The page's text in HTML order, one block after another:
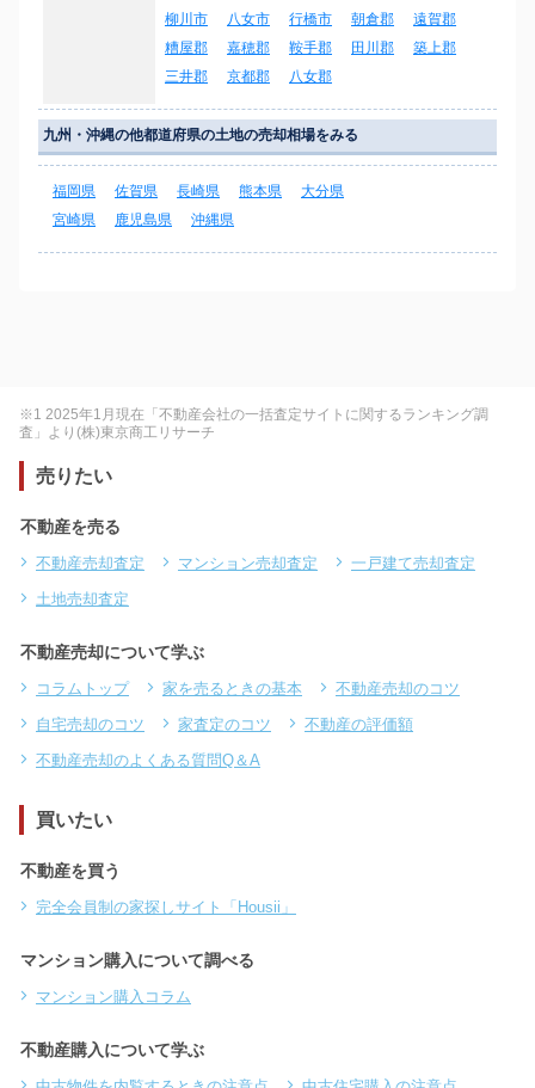
柳川市
八女市 行橋市 朝倉郡
遠賀郡
糟屋郡
嘉穂郡 鞍手郡 田川郡
築上郡
三井郡
京都郡 八女郡
九州・沖縄の他都道府県の土地の売却相場をみる
福岡県 佐賀県 長崎県 熊本県
大分県
宮崎県
鹿児島県 沖縄県
※1 2025年1月現在「不動産会社の一括査定サイトに関するランキング調
査」より(株)東京商工リサーチ
売りたい
不動産を売る
不動産売却査定 マンション売却査定
一戸建て売却査定
土地売却査定
不動産売却について学ぶ
コラムトップ 家を売るときの基本
不動産売却のコツ
自宅売却のコツ
家査定のコツ
不動産の評価額
不動産売却のよくある質問Q＆A
買いたい
不動産を買う
完全会員制の家探しサイト「Housii」
マンション購入について調べる
マンション購入コラム
不動産購入について学ぶ